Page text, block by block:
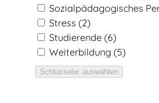
Sozialpädagogisches
Stress (2)
Studierende (6)
Weiterbildung (5)
Schlüsselw. auswählen